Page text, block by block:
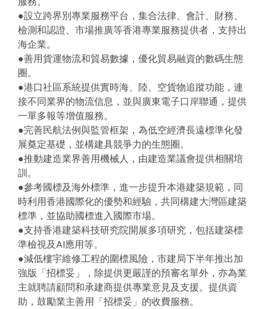
●設立跨界別專業服務平台，集合法律、會計、財務、
檢測和認證、市場推廣等香港專業服務提供者，支持出
海企業。
●善用貨運物流和貿易數據，優化貿易融資的數碼生態
圈。
●港口社區系統提供實時海、陸、空貨物追蹤功能，連
接不同業界的物流信息，並與廣東電子口岸聯通，提供
一單多報等增值服務。
●完善民航法例與監管框架，為低空經濟長遠標準化發
展奠定基礎，並構建具競爭力的生態圈。
●推動建造業界善用機械人，由建造業議會提供相關培
訓。
●參考國標及海外標準，進一步提升本港建築規範，同
時利用香港國際化的優勢和經驗，共同構建大灣區建築
標準，並協助國標進入國際市場。
●支持香港建築科技研究院開展多項研究，包括建築標
準檢視及AI應用等。
●減低樓宇維修工程的圍標風險，市建局下半年推出加
強版「招標妥」，除提供更嚴謹的預審名單外，亦為業
主就聘請顧問和承建商提供專業意見及支援。提供資
助，鼓勵業主善用「招標妥」的收費服務。